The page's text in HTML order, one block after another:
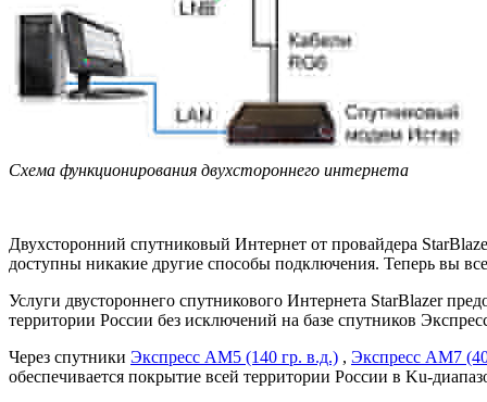
Схема функционирования двухстороннего интернета
Двухсторонний спутниковый Интернет от провайдера
доступны никакие другие способы подключения. Теперь вы
Услуги двустороннего спутникового Интернета StarBlazer
территории России без исключений на базе спутников
Через спутники Экспресс АМ5 (140 гр. в.д.) , Экспресс АМ7
обеспечивается покрытие всей территории России в Ku-